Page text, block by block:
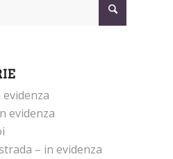
evidenza
– in evidenza